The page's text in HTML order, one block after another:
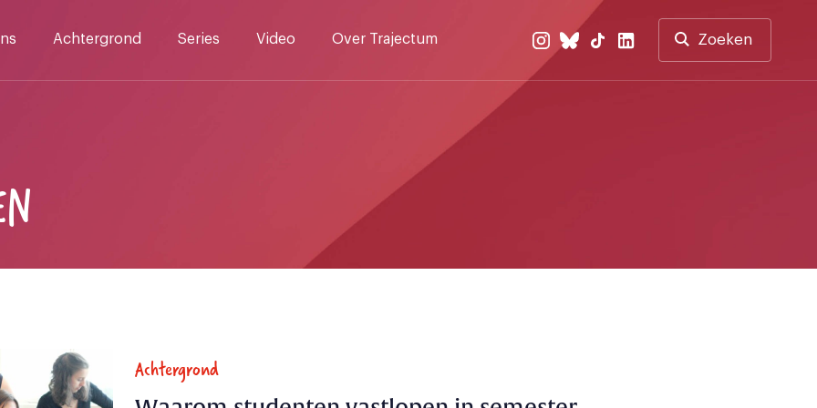
Achtergrond Series Video Over Trajectum Zoeken
Achtergrond